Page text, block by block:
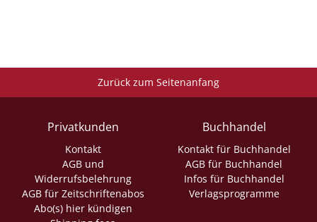
Zurück zum Seitenanfang
Privatkunden
Kontakt
AGB und
Widerrufsbelehrung
AGB für Zeitschriftenabos
Abo(s) hier kündigen
Buchhandel
Kontakt für Buchhandel
AGB für Buchhandel
Infos für Buchhandel
Verlagsprogramme